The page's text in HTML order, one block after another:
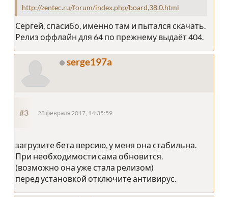
http://zentec.ru/forum/index.php/board,38.0.html
Сергей, спасибо, именно там и пытался скачать.
Релиз оффлайн для 64 по прежнему выдаёт 404.
serge197a
#3 28 февраля 2017, 14:35:59
загрузите бета версию, у меня она стабильна.
При необходимости сама обновится.
(возможно она уже стала релизом)
перед установкой отключите антивирус.